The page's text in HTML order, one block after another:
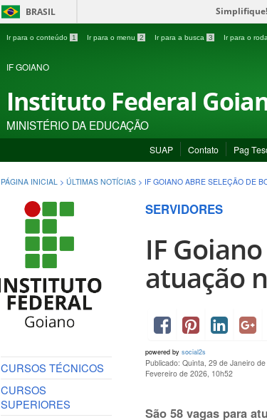
BRASIL Simplifique!
Ir para o conteúdo 1 Ir para o menu 2 Ir para a busca 3 Ir para o
IF GOIANO
Instituto Federal
MINISTÉRIO DA EDUCAÇÃO
SUAP Contato Pag
PÁGINA INICIAL > ÚLTIMAS NOTÍCIAS > IF GOIANO ABRE SELEÇÃO DE
CURSOS TÉCNICOS
CURSOS
SUPERIORES
SERVIDORES
IF
atuação
powered by social2s
Publicado: Quinta, 29 de Janeiro
Fevereiro de 2026, 10h52
São 58 vagas para